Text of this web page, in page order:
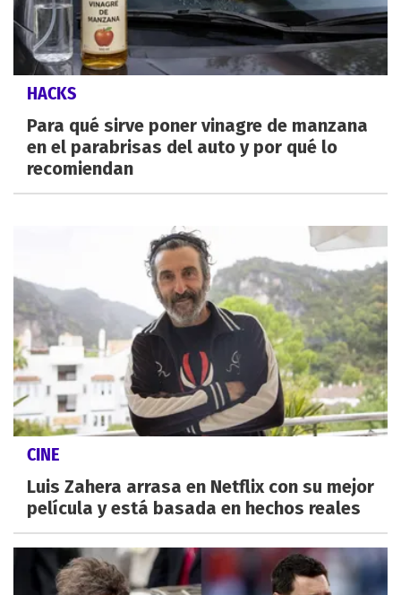
HACKS
Para qué sirve poner vinagre de manzana
en el parabrisas del auto y por qué lo
recomiendan
CINE
Luis Zahera arrasa en Netflix con su mejor
película y está basada en hechos reales